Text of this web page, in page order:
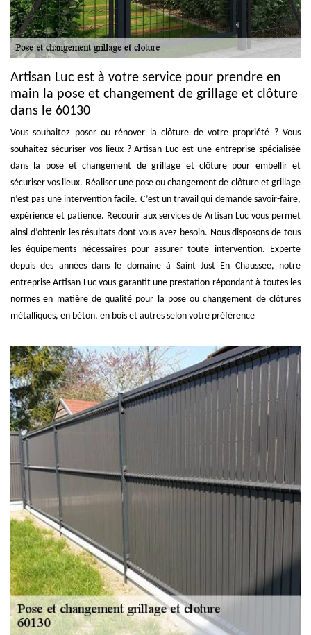
Artisan Luc est à votre service pour prendre en
main la pose et changement de grillage et clôture
dans le 60130
Vous souhaitez poser ou rénover la clôture de votre propriété ? Vous
souhaitez sécuriser vos lieux ? Artisan Luc est une entreprise spécialisée
dans la pose et changement de grillage et clôture pour embellir et
sécuriser vos lieux. Réaliser une pose ou changement de clôture et grillage
n’est pas une intervention facile. C’est un travail qui demande savoir-faire,
expérience et patience. Recourir aux services de Artisan Luc vous permet
ainsi d’obtenir les résultats dont vous avez besoin. Nous disposons de tous
les équipements nécessaires pour assurer toute intervention. Experte
depuis des années dans le domaine à Saint Just En Chaussee, notre
entreprise Artisan Luc vous garantit une prestation répondant à toutes les
normes en matière de qualité pour la pose ou changement de clôtures
métalliques, en béton, en bois et autres selon votre préférence